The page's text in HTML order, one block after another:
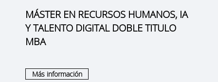
MÁSTER EN RECURSOS HUMANOS, IA
Y TALENTO DIGITAL DOBLE TITULO
MBA
Más información